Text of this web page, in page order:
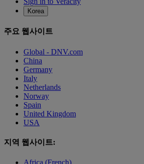
Korea
주요 웹사이트
Global - DNV.com
China
Germany
Italy
Netherlands
Norway
Spain
United Kingdom
USA
지역 웹사이트: